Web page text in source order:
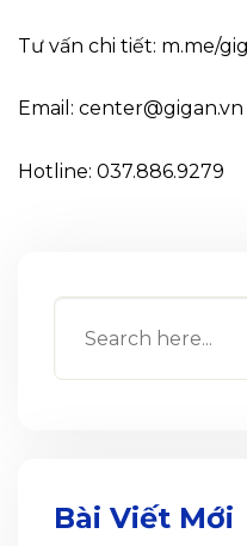
Tư vấn chi tiết: m.me/
Email: center@gigan.vn
Hotline: 037.886.9279
Search
Bài Viết Mới